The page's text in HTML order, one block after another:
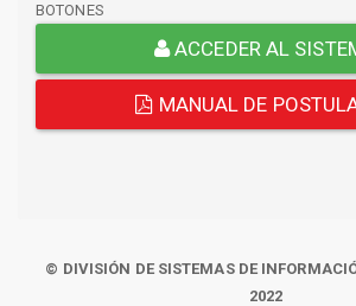
BOTONES
ACCEDER AL
MANUAL DE
© DIVISIÓN DE SISTEMAS DE
2022